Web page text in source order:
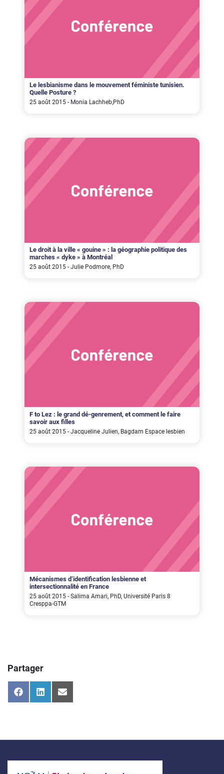
Le lesbianisme dans le mouvement féministe tunisien.
Quelle Posture ?
25 août 2015 - Monia Lachheb,PhD
Le droit à la ville « gouine » : la géographie politique des
marches « dyke » à Montréal
25 août 2015 - Julie Podmore, PhD
F to Lez : le grand dé-genrement, et comment le faire
savoir aux filles
25 août 2015 - Jacqueline Julien, Bagdam Espace lesbien
Mécanismes d’identification lesbienne et
intersectionnalité en France
25 août 2015 - Salima Amari, PhD, Université Paris 8
Cresppa-GTM
Partager
Share
on
Share
on
Share
on